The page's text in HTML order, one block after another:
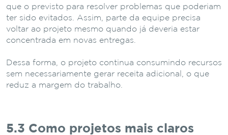
que o previsto para resolver problemas que poderiam
ter sido evitados. Assim, parte da equipe precisa
voltar ao projeto mesmo quando já deveria estar
concentrada em novas entregas.
Dessa forma, o projeto continua consumindo recursos
sem necessariamente gerar receita adicional, o que
reduz a margem do trabalho.
5.3 Como projetos mais claros